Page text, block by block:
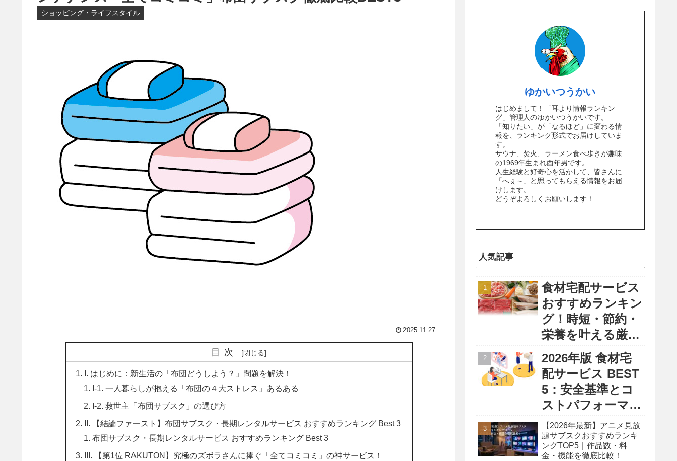
ショッピング・ライフスタイル
2025.11.27
目次
I. はじめに：新生活の「布団どうしよう？」問題を解決！
I-1. 一人暮らしが抱える「布団の４大ストレス」あるある
I-2. 救世主「布団サブスク」の選び方
II. 【結論ファースト】布団サブスク・長期レンタルサービス おすすめランキング Best 3
布団サブスク・長期レンタルサービス おすすめランキング Best 3
III. 【第1位 RAKUTON】究極のズボラさんに捧ぐ「全てコミコミ」の神サービス！
ゆかいつうかい
はじめまして！「耳より情報ランキン
グ」管理人のゆかいつうかいです。
「知りたい」が「なるほど」に変わる情
報を、ランキング形式でお届けしていま
す。
サウナ、焚火、ラーメン食べ歩きが趣味
の1969年生まれ酉年男です。
人生経験と好奇心を活かして、皆さんに
「へぇ～」と思ってもらえる情報をお届
けします。
どうぞよろしくお願いします！
人気記事
食材宅配サービス
おすすめランキン
グ！時短・節約・
栄養を叶える厳選
2026年版 食材宅
配サービス BEST
5：安全基準とコ
ストパフォーマン
ス徹底比較レポー
ト
【2026年最新】アニメ見放
題サブスクおすすめランキ
ングTOP5｜作品数・料
金・機能を徹底比較！